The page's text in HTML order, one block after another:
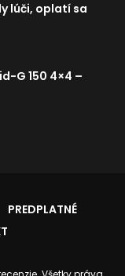
lúči, oplatí sa
G 150 4×4 –
PREDPLATNÉ